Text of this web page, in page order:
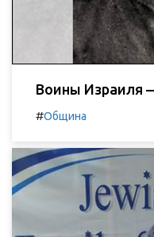
Воины Израиля
#Община